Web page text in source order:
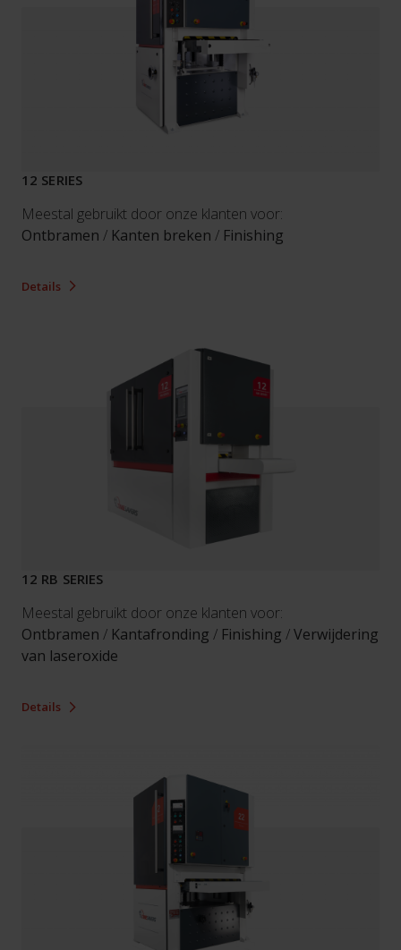
12 SERIES
Meestal gebruikt door onze klanten voor:
Ontbramen / Kanten breken / Finishing
Details
12 RB SERIES
Meestal gebruikt door onze klanten voor:
Ontbramen / Kantafronding / Finishing /Verwijdering
van laseroxide
Details